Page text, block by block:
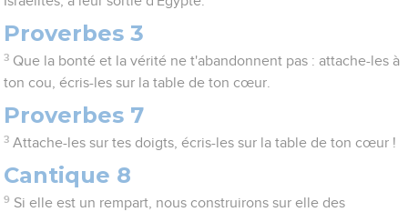
Proverbes 3
3 Que la bonté et la vérité ne t'abandonnent pas : attache-les à
ton cou, écris-les sur la table de ton cœur.
Proverbes 7
3 Attache-les sur tes doigts, écris-les sur la table de ton cœur !
Cantique 8
9 Si elle est un rempart, nous construirons sur elle des